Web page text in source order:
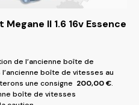
II 1.6 16v Essence
de l’ancienne boîte de
boîte de vitesses au
une consigne 200,00€.
boîte de vitesses